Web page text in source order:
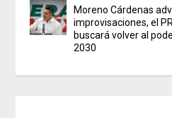
Moreno Cárdenas
improvisaciones, el
buscará volver al
2030